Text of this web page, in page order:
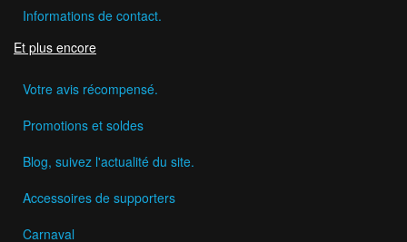
Informations de contact.
Et plus encore
Votre avis récompensé.
Promotions et soldes
Blog, suivez l'actualité du site.
Accessoires de supporters
Carnaval